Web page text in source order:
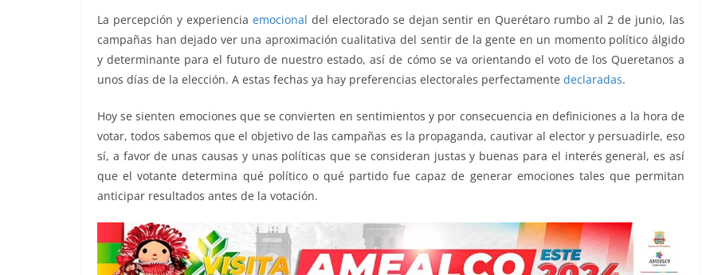
o
o
k
e
r
A
p
p
i
n
k
r
a
m
La percepción y experiencia emocional del electorado se dejan sentir en Querétaro rumbo al 2 de junio, las
campañas han dejado ver una aproximación cualitativa del sentir de la gente en un momento político álgido
y determinante para el futuro de nuestro estado, así de cómo se va orientando el voto de los Queretanos a
unos días de la elección. A estas fechas ya hay preferencias electorales perfectamente declaradas.
Hoy se sienten emociones que se convierten en sentimientos y por consecuencia en definiciones a la hora de
votar, todos sabemos que el objetivo de las campañas es la propaganda, cautivar al elector y persuadirle, eso
sí, a favor de unas causas y unas políticas que se consideran justas y buenas para el interés general, es así
que el votante determina qué político o qué partido fue capaz de generar emociones tales que permitan
anticipar resultados antes de la votación.